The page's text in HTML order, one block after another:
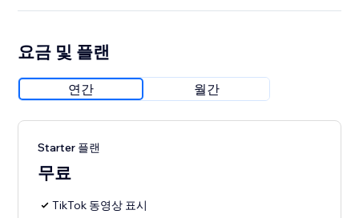
요금 및 플랜
연간 월간
Starter 플랜
무료
TikTok 동영상 표시